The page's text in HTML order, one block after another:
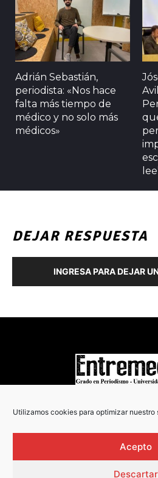
Utilizamos cookies para optimizar
Acepto
Descartar
Adrián Sebastián,
periodista: «Nos hace
falta más tiempo de
médico y no solo más
médicos»
DEJAR RESPUESTA
INGRESA PARA DEJAR